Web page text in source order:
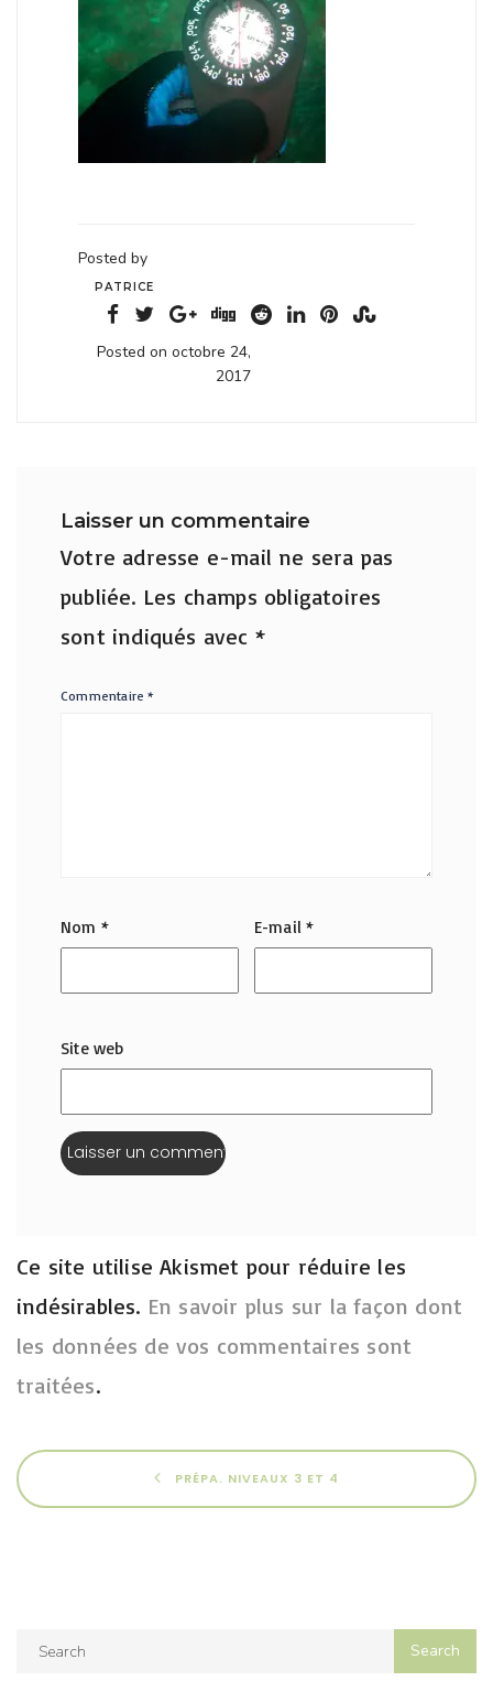
Posted by
PATRICE
Posted on octobre 24,
2017
Laisser un commentaire
Votre adresse e-mail ne sera pas
publiée. Les champs obligatoires
sont indiqués avec *
Commentaire*
Nom * E-mail*
Site web
Ce site utilise Akismet pour réduire les
indésirables. En savoir plus sur la façon dont
les données de vos commentaires sont
traitées.
PRÉPA. NIVEAUX 3 ET 4